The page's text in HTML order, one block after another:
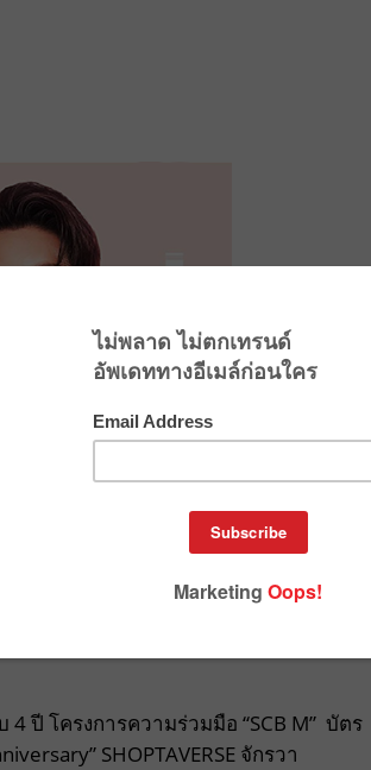
4 ปี โครงการความร่วมมือ “SCB M” บัตร
SHOPTAVERSE จักรวา